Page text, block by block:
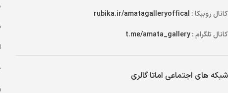
کانال روبیکا : rubika.ir/amatagalleryoffical
کانال تلگرام :t.me/amata_gallery
شبکه های اجتماعی اماتا گالری